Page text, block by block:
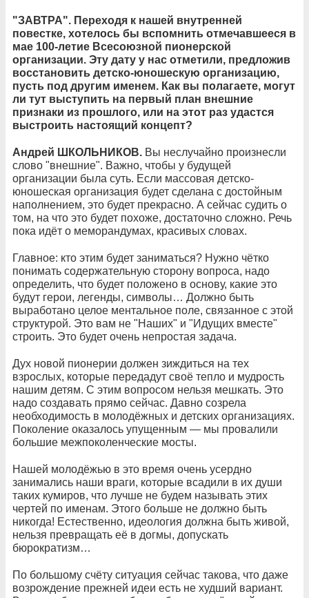
"ЗАВТРА". Переходя к нашей внутренней
повестке, хотелось бы вспомнить отмечавшееся в
мае 100-летие Всесоюзной пионерской
организации. Эту дату у нас отметили, предложив
восстановить детско-юношескую организацию,
пусть под другим именем. Как вы полагаете, могут
ли тут выступить на первый план внешние
признаки из прошлого, или на этот раз удастся
выстроить настоящий концепт?
Андрей ШКОЛЬНИКОВ. Вы неслучайно произнесли
слово "внешние". Важно, чтобы у будущей
организации была суть. Если массовая детско-
юношеская организация будет сделана с достойным
наполнением, это будет прекрасно. А сейчас судить о
том, на что это будет похоже, достаточно сложно. Речь
пока идёт о меморандумах, красивых словах.
Главное: кто этим будет заниматься? Нужно чётко
понимать содержательную сторону вопроса, надо
определить, что будет положено в основу, какие это
будут герои, легенды, символы… Должно быть
выработано целое ментальное поле, связанное с этой
структурой. Это вам не "Наших" и "Идущих вместе"
строить. Это будет очень непростая задача.
Дух новой пионерии должен зиждиться на тех
взрослых, которые передадут своё тепло и мудрость
нашим детям. С этим вопросом нельзя мешкать. Это
надо создавать прямо сейчас. Давно созрела
необходимость в молодёжных и детских организациях.
Поколение оказалось упущенным — мы провалили
большие межпоколенческие мосты.
Нашей молодёжью в это время очень усердно
занимались наши враги, которые всадили в их души
таких кумиров, что лучше не будем называть этих
чертей по именам. Этого больше не должно быть
никогда! Естественно, идеология должна быть живой,
нельзя превращать её в догмы, допускать
бюрократизм…
По большому счёту ситуация сейчас такова, что даже
возрождение прежней идеи есть не худший вариант.